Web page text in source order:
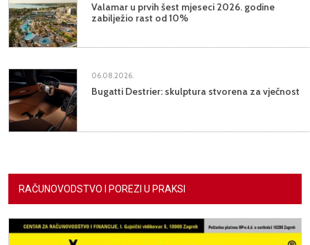
Valamar u prvih šest mjeseci 2026. godine
zabilježio rast od 10%
06.08.2026.
Bugatti Destrier: skulptura stvorena za vječnost
RAČUNOVODSTVO I POREZI U PRAKSI